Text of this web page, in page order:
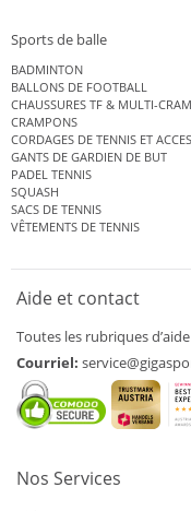
Sports de balle
BADMINTON
BALLONS DE FOOTBALL
CHAUSSURES TF & MULTI-
CRAMPONS
CORDAGES DE TENNIS ET
GANTS DE GARDIEN DE BUT
PADEL TENNIS
SQUASH
SACS DE TENNIS
VÊTEMENTS DE TENNIS
Aide et contact
Toutes les rubriques d’aide
Courriel:
Nos Services